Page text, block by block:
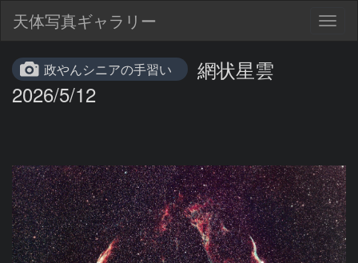
天体写真ギャラリー
政やんシニアの手習い
網状星雲
2026/5/12